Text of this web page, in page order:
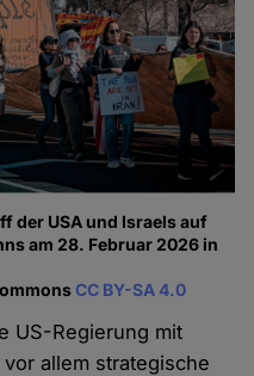
der USA und Israels auf
am 28. Februar 2026 in
CC BY-SA 4.0
US-Regierung mit
allem strategische